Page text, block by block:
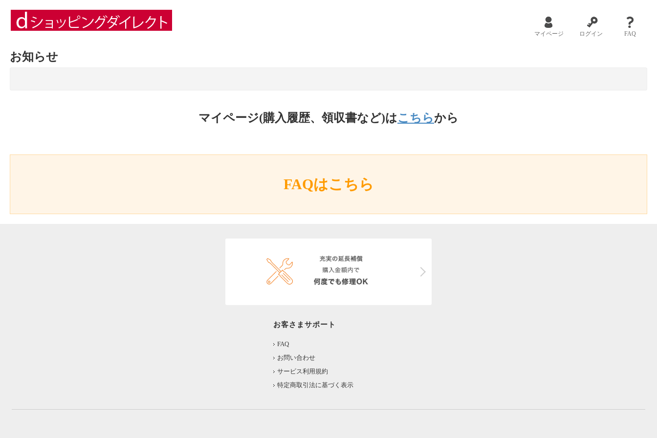
マイページ ログイン FAQ
お知らせ
マイページ(購入履歴、領収書など)はこちらから
FAQはこちら
お客さまサポート
FAQ
お問い合わせ
サービス利用規約
特定商取引法に基づく表示